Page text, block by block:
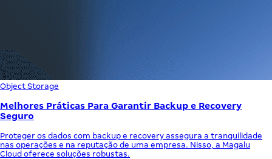
Object Storage
Melhores Práticas Para Garantir Backup e Recovery
Seguro
Proteger os dados com backup e recovery assegura a tranquilidade
nas operações e na reputação de uma empresa. Nisso, a Magalu
Cloud oferece soluções robustas.